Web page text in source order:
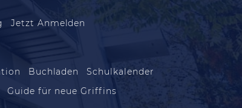
Jetzt Anmelden
Buchladen
Schulkalender
Guide für neue Griffins